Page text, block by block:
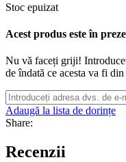
Stoc epuizat
Acest produs este în
Nu vă faceți griji!
de îndată ce acesta va fi
Adaugă la lista de dorințe
Share:
Recenzii